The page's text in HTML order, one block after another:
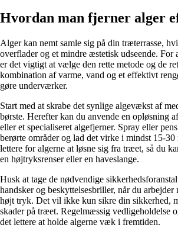
Hvordan man fjerner alger
Alger kan nemt samle sig på din træterrasse,
overflader og et mindre æstetisk udseende. For
er det vigtigt at vælge den rette metode og de
kombination af varme, vand og et effektivt
gøre underværker.
Start med at skrabe det synlige algevækst af
børste. Herefter kan du anvende en opløsning
eller et specialiseret algefjerner. Spray eller
berørte områder og lad det virke i mindst 15-
lettere for algerne at løsne sig fra træet, så du
en højtryksrenser eller en haveslange.
Husk at tage de nødvendige
handsker og beskyttelsesbriller, når du
højt tryk. Det vil ikke kun sikre din sikkerhed,
skader på træet. Regelmæssig vedligeholdelse
det lettere at holde algerne væk i fremtiden.